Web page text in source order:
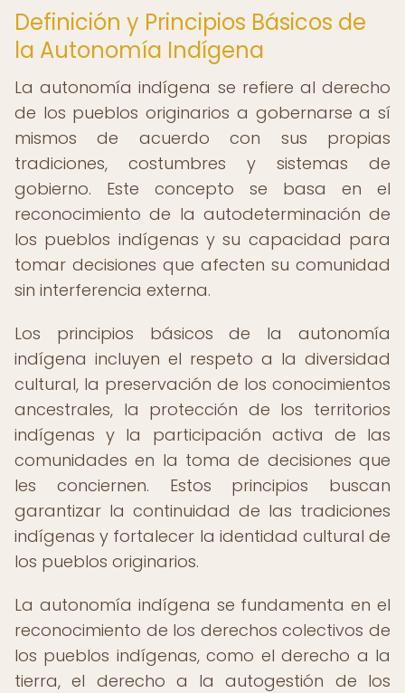
Definición y Principios Básicos de
la Autonomía Indígena
La autonomía indígena se refiere al derecho
de los pueblos originarios a gobernarse a sí
mismos de acuerdo con sus propias
tradiciones, costumbres y sistemas de
gobierno. Este concepto se basa en el
reconocimiento de la autodeterminación de
los pueblos indígenas y su capacidad para
tomar decisiones que afecten su comunidad
sin interferencia externa.
Los principios básicos de la autonomía
indígena incluyen el respeto a la diversidad
cultural, la preservación de los conocimientos
ancestrales, la protección de los territorios
indígenas y la participación activa de las
comunidades en la toma de decisiones que
les conciernen. Estos principios buscan
garantizar la continuidad de las tradiciones
indígenas y fortalecer la identidad cultural de
los pueblos originarios.
La autonomía indígena se fundamenta en el
reconocimiento de los derechos colectivos de
los pueblos indígenas, como el derecho a la
tierra, el derecho a la autogestión de los